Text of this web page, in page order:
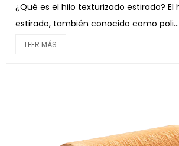
¿Qué es el hilo texturizado estirado? El hilo texturizado
estirado, también conocido como poli...
LEER MÁS